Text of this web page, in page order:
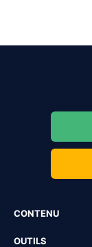
CONTENU
OUTILS